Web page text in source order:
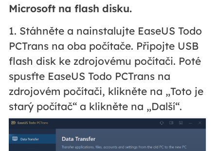
Microsoft na flash disku.
1. Stáhněte a nainstalujte EaseUS Todo
PCTrans na oba počítače. Připojte USB
flash disk ke zdrojovému počítači. Poté
spusťte EaseUS Todo PCTrans na
zdrojovém počítači, klikněte na „Toto je
starý počítač“ a klikněte na „Další“.